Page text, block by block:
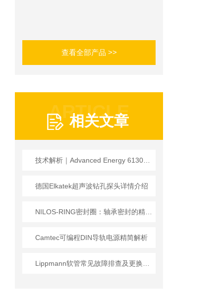
查看全部产品 >>
ARTICLE
相关文章
德国Elkatek超声波钻孔探头详情介绍
Camtec可编程DIN导轨电源精简解析